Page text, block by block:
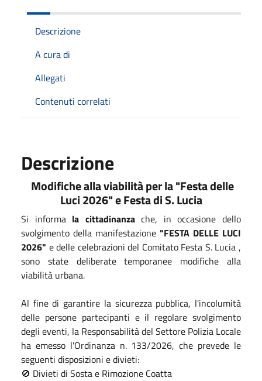
Descrizione
A cura di
Allegati
Contenuti correlati
Descrizione
Modifiche alla viabilità per la "Festa delle
Luci 2026" e Festa di S. Lucia
Si informa la cittadinanzache, in occasione dello
svolgimento della manifestazione "FESTA DELLE LUCI
2026" e delle celebrazioni del Comitato Festa S. Lucia ,
sono state deliberate temporanee modifiche alla
viabilità urbana.
Al fine di garantire la sicurezza pubblica, l'incolumità
delle persone partecipanti e il regolare svolgimento
degli eventi, la Responsabilità del Settore Polizia Locale
ha emesso l'Ordinanza n. 133/2026, che prevede le
seguenti disposizioni e divieti:
🚫 Divieti di Sosta e Rimozione Coatta